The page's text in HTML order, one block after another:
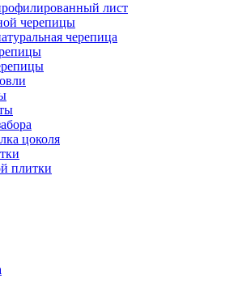
лист
черепицы
черепица
цоколя
плитки